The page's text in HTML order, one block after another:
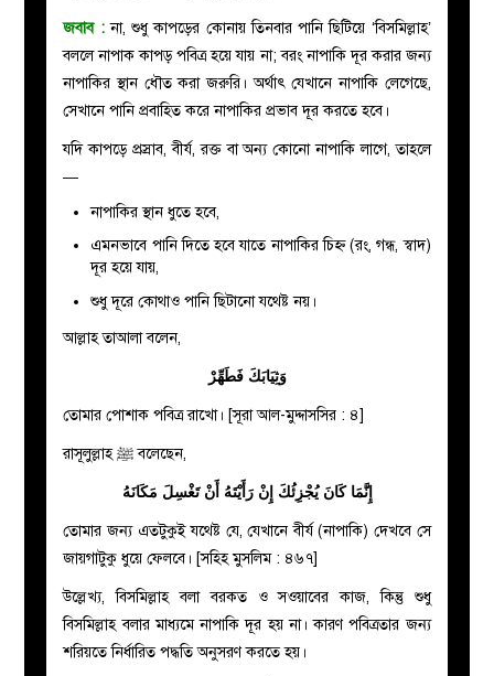
প্রশ্ন
করুন
জবাব :না, শুধু কাপড়ের কোনায় তিনবার পানি ছিটিয়ে ‘বিসমিল্লাহ’
বললে নাপাক কাপড় পবিত্র হয়ে যায় না; বরং নাপাকি দূর করার জন্য
নাপাকির স্থান ধৌত করা জরুরি। অর্থাৎ যেখানে নাপাকি লেগেছে,
সেখানে পানি প্রবাহিত করে নাপাকির প্রভাব দূর করতে হবে।
যদি কাপড়ে প্রস্রাব, বীর্য, রক্ত বা অন্য কোনো নাপাকি লাগে, তাহলে
—
নাপাকির স্থান ধুতে হবে,
এমনভাবে পানি দিতে হবে যাতে নাপাকির চিহ্ন (রং, গন্ধ, স্বাদ)
দূর হয়ে যায়,
শুধু দূরে কোথাও পানি ছিটানো যথেষ্ট নয়।
আল্লাহ তাআলা বলেন,
وَثِيَابَكَ فَطَهِّرْ
তোমার পোশাক পবিত্র রাখো। [সূরা আল-মুদ্দাসসির : ৪]
রাসূলুল্লাহ ﷺ বলেছেন,
إِنَّمَا كَانَ يُجْزِئُكَ إِنْ رَأَيْتَهُ أَنْ تَغْسِلَ مَكَانَهُ
তোমার জন্য এতটুকুই যথেষ্ট যে,যেখানে বীর্য (নাপাকি) দেখবে সে
জায়গাটুকু ধুয়ে ফেলবে। [সহিহ মুসলিম : ৪৬৭]
উল্লেখ্য, বিসমিল্লাহ বলা বরকত ও সওয়াবের কাজ, কিন্তু শুধু
বিসমিল্লাহ বলার মাধ্যমে নাপাকি দূর হয় না। কারণ পবিত্রতার জন্য
শরিয়তে নির্ধারিত পদ্ধতি অনুসরণ করতে হয়।